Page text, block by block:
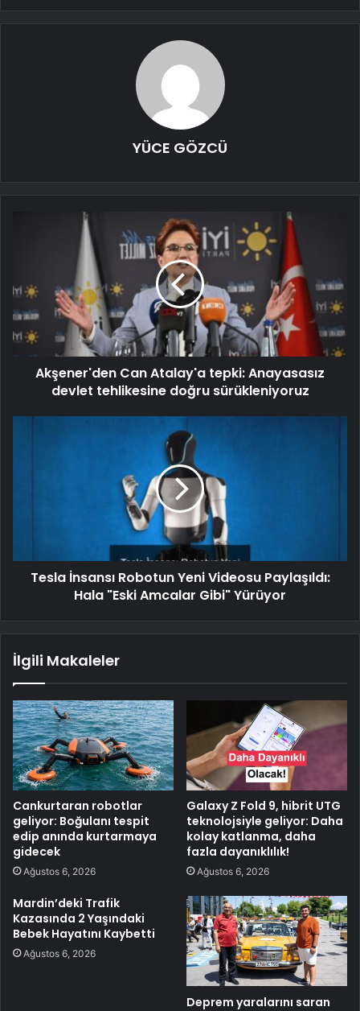
YÜCE GÖZCÜ
Akşener'den Can Atalay'a tepki: Anayasasız
devlet tehlikesine doğru sürükleniyoruz
Tesla İnsansı Robotun Yeni Videosu Paylaşıldı:
Hala "Eski Amcalar Gibi" Yürüyor
İlgili Makaleler
Cankurtaran robotlar
geliyor: Boğulanı tespit
edip anında kurtarmaya
gidecek
Ağustos 6, 2026
Galaxy Z Fold 9, hibrit UTG
teknolojsiyle geliyor: Daha
kolay katlanma, daha
fazla dayanıklılık!
Ağustos 6, 2026
Mardin’deki Trafik
Kazasında 2 Yaşındaki
Bebek Hayatını Kaybetti
Ağustos 6, 2026
Deprem yaralarını saran